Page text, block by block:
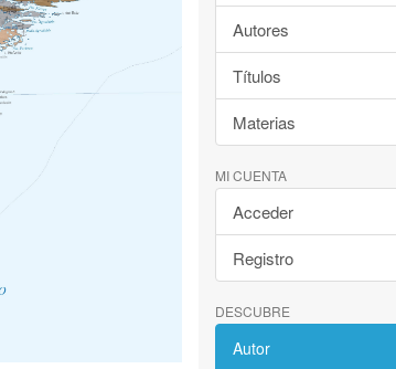
Autores
Títulos
Materias
MI CUENTA
Acceder
Registro
DESCUBRE
Autor